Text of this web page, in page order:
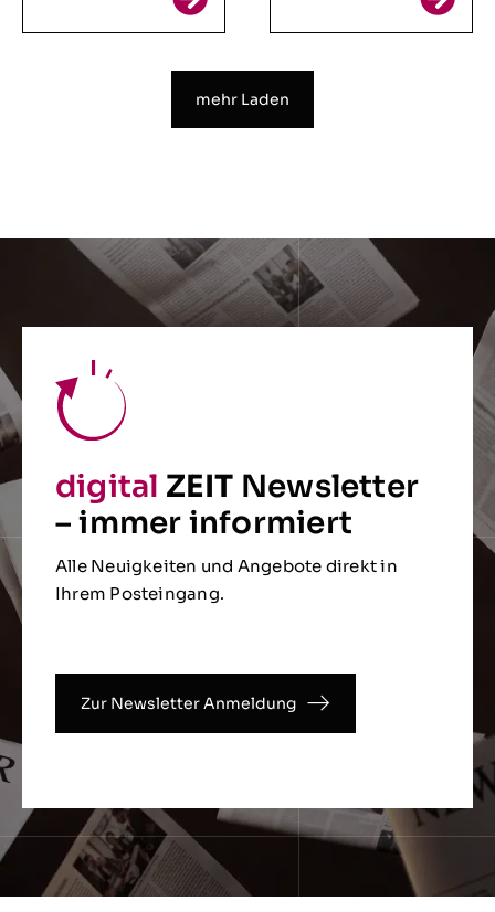
mehr Laden
digital ZEIT Newsletter
– immer informiert
Alle Neuigkeiten und Angebote direkt in
Ihrem Posteingang.
Zur Newsletter Anmeldung